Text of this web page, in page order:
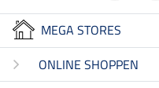
MEGA STORES
ONLINE SHOPPEN